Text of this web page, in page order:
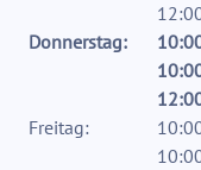
Donnerstag:
Freitag: